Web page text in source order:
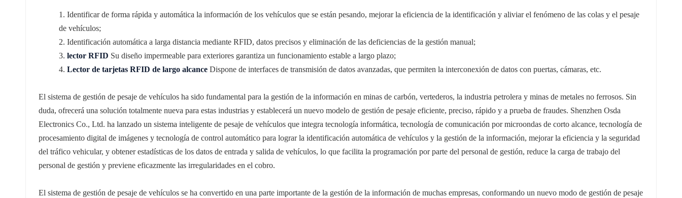
Tiếng Việt
Indonesia
norsk
1. Identificar de forma rápida y automática la información de los vehículos que se están pesando, mejorar la eficiencia de la identificación y aliviar el fenómeno de las colas y el pesaje
de vehículos;
2. Identificación automática a larga distancia mediante RFID, datos precisos y eliminación de las deficiencias de la gestión manual;
3. lector RFID Su diseño impermeable para exteriores garantiza un funcionamiento estable a largo plazo;
4. Lector de tarjetas RFID de largo alcanceDispone de interfaces de transmisión de datos avanzadas, que permiten la interconexión de datos con puertas, cámaras, etc.
El sistema de gestión de pesaje de vehículos ha sido fundamental para la gestión de la información en minas de carbón, vertederos, la industria petrolera y minas de metales no ferrosos. Sin
duda, ofrecerá una solución totalmente nueva para estas industrias y establecerá un nuevo modelo de gestión de pesaje eficiente, preciso, rápido y a prueba de fraudes. Shenzhen Osda
Electronics Co., Ltd. ha lanzado un sistema inteligente de pesaje de vehículos que integra tecnología informática, tecnología de comunicación por microondas de corto alcance, tecnología de
procesamiento digital de imágenes y tecnología de control automático para lograr la identificación automática de vehículos y la gestión de la información, mejorar la eficiencia y la seguridad
del tráfico vehicular, y obtener estadísticas de los datos de entrada y salida de vehículos, lo que facilita la programación por parte del personal de gestión, reduce la carga de trabajo del
personal de gestión y previene eficazmente las irregularidades en el cobro.
El sistema de gestión de pesaje de vehículos se ha convertido en una parte importante de la gestión de la información de muchas empresas, conformando un nuevo modo de gestión de pesaje